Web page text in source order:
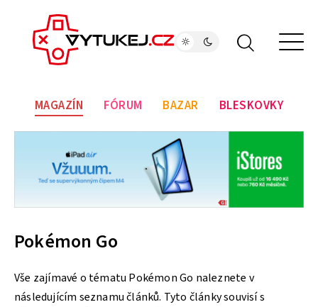
MAGAZÍN FÓRUM BAZAR BLESKOVKY
Pokémon Go
Vše zajímavé o tématu Pokémon Go naleznete v
následujícím seznamu článků. Tyto články souvisí s